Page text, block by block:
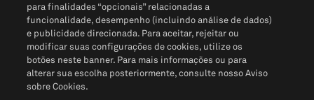
para finalidades “opcionais” relacionadas a
funcionalidade, desempenho (incluindo análise de dados)
e publicidade direcionada. Para aceitar, rejeitar ou
modificar suas configurações de cookies, utilize os
botões neste banner. Para mais informações ou para
alterar sua escolha posteriormente, consulte nosso Aviso
sobre Cookies.